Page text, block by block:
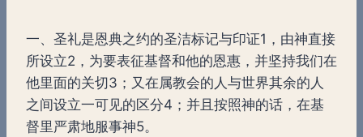
一、圣礼是恩典之约的圣洁标记与印证1，由神直接
所设立2，为要表征基督和他的恩惠，并坚持我们在
他里面的关切3；又在属教会的人与世界其余的人
之间设立一可见的区分4；并且按照神的话，在基
督里严肃地服事神5。